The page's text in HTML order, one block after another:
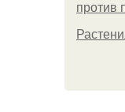
против